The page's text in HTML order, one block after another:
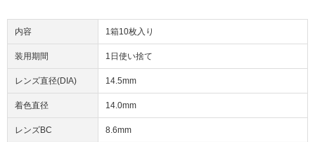
内容 1箱10枚入り
装用期間 1日使い捨て
レンズ直径(DIA) 14.5mm
着色直径 14.0mm
レンズBC 8.6mm